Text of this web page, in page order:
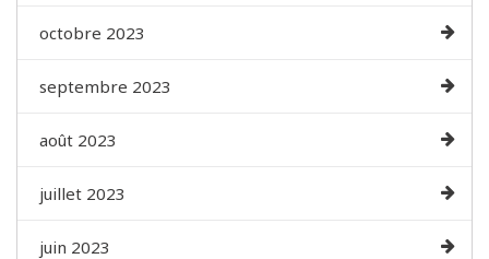
octobre 2023
septembre 2023
août 2023
juillet 2023
juin 2023